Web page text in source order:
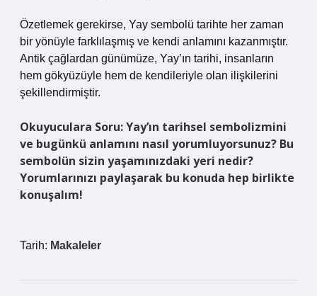
Özetlemek gerekirse, Yay sembolü tarihte her zaman
bir yönüyle farklılaşmış ve kendi anlamını kazanmıştır.
Antik çağlardan günümüze, Yay’ın tarihi, insanların
hem gökyüzüyle hem de kendileriyle olan ilişkilerini
şekillendirmiştir.
Okuyuculara Soru: Yay’ın tarihsel sembolizmini
ve bugünkü anlamını nasıl yorumluyorsunuz? Bu
sembolün sizin yaşamınızdaki yeri nedir?
Yorumlarınızı paylaşarak bu konuda hep birlikte
konuşalım!
Tarih: Makaleler